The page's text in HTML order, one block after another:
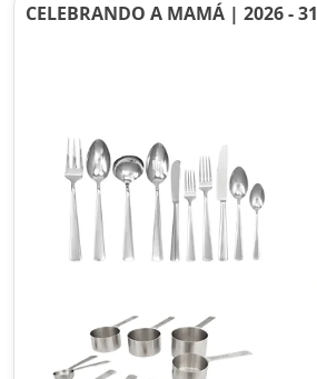
CELEBRANDO A MAMÁ | 2026 - 31